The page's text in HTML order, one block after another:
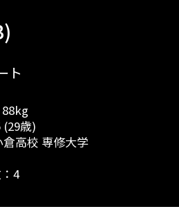
ト
(29歳)
高校 専修大学
4